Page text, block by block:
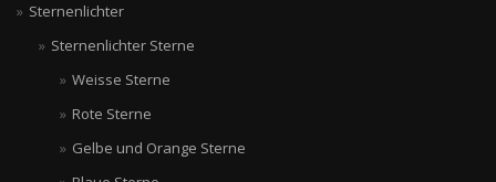
Sternenlichter
Sternenlichter Sterne
Weisse Sterne
Rote Sterne
Gelbe und Orange Sterne